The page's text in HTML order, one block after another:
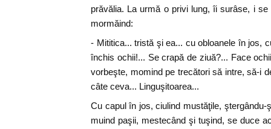
prăvălia. La urmă o privi lung, îi surâse, i
mormăind:
- Mititica... tristă şi ea... cu obloanele în jos,
închis ochii!... Se crapă de ziuă?... Face
vorbeşte, momind pe trecători să intre, să-i
câte ceva... Linguşitoarea...
Cu capul în jos, ciulind mustăţile, ştergându-
muind paşii, mestecând şi tuşind, se duce